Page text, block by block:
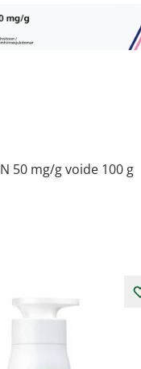
50 mg/g voide 100 g